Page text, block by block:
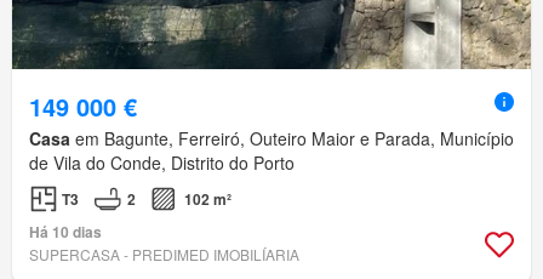
149 000 €
Casa em Bagunte, Ferreiró, Outeiro Maior e Parada, Município
de Vila do Conde, Distrito do Porto
T3 2
102 m²
Há 10 dias
SUPERCASA - PREDIMED IMOBILÍARIA